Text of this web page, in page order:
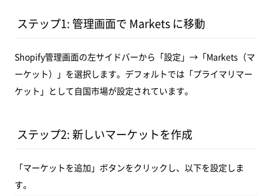
ステップ1: 管理画面で Markets に移動
Shopify管理画面の左サイドバーから「設定」→「Markets（マ
ーケット）」を選択します。デフォルトでは「プライマリマー
ケット」として自国市場が設定されています。
ステップ2: 新しいマーケットを作成
「マーケットを追加」ボタンをクリックし、以下を設定しま
す。